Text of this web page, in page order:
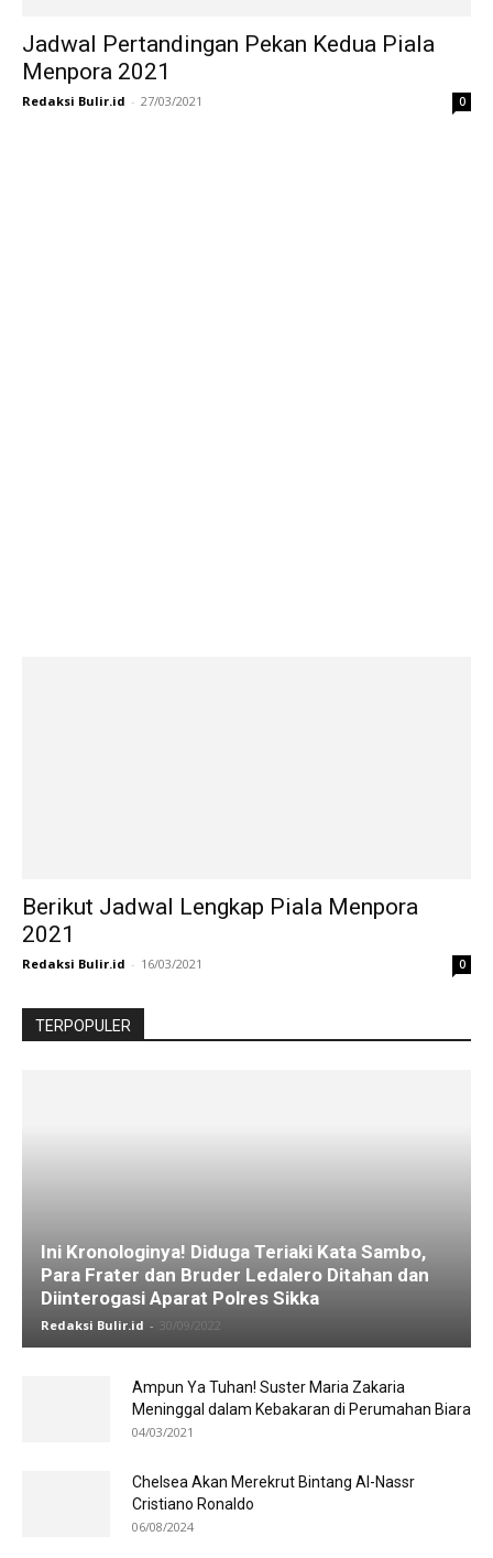
Jadwal Pertandingan Pekan Kedua Piala
Menpora 2021
Redaksi Bulir.id - 27/03/2021 0
Berikut Jadwal Lengkap Piala Menpora
2021
Redaksi Bulir.id - 16/03/2021 0
TERPOPULER
Ini Kronologinya! Diduga Teriaki Kata Sambo,
Para Frater dan Bruder Ledalero Ditahan dan
Diinterogasi Aparat Polres Sikka
Redaksi Bulir.id - 30/09/2022
Ampun Ya Tuhan! Suster Maria Zakaria
Meninggal dalam Kebakaran di Perumahan Biara
04/03/2021
Chelsea Akan Merekrut Bintang Al-Nassr
Cristiano Ronaldo
06/08/2024